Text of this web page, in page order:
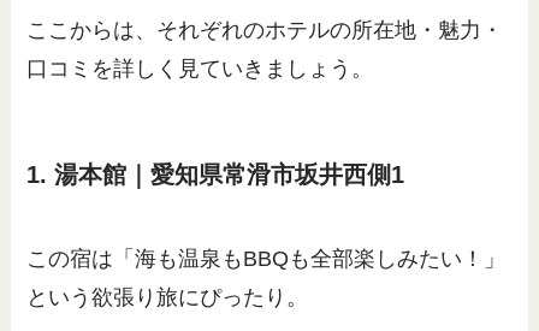
ここからは、それぞれのホテルの所在地・魅力・
口コミを詳しく見ていきましょう。
1. 湯本館｜愛知県常滑市坂井西側1
この宿は「海も温泉もBBQも全部楽しみたい！」
という欲張り旅にぴったり。